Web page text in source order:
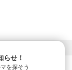
らせ！
を探そう